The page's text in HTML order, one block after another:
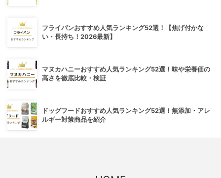
フライパンおすすめ人気ランキング52選！【焦げ付かな
い・長持ち！2026最新】
マヌカハニーおすすめ人気ランキング52選！味や栄養価の
高さを徹底比較・検証
ドッグフードおすすめ人気ランキング52選！無添加・アレ
ルギー対策商品を紹介